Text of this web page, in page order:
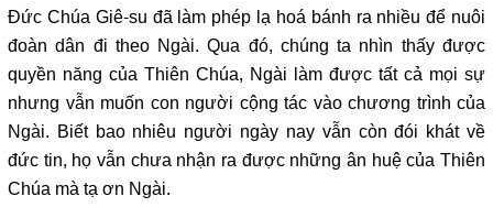
Đức Chúa Giê-su đã làm phép lạ hoá bánh ra nhiều để nuôi
đoàn dân đi theo Ngài. Qua đó, chúng ta nhìn thấy được
quyền năng của Thiên Chúa, Ngài làm được tất cả mọi sự
nhưng vẫn muốn con người cộng tác vào chương trình của
Ngài. Biết bao nhiêu người ngày nay vẫn còn đói khát về
đức tin, họ vẫn chưa nhận ra được những ân huệ của Thiên
Chúa mà tạ ơn Ngài.